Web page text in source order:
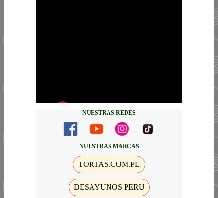
NUESTRAS REDES
NUESTRAS MARCAS
TORTAS.COM.PE
DESAYUNOS PERU